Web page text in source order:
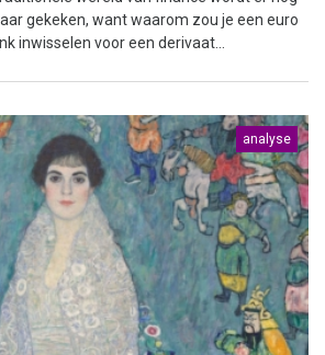
gekeken, want waarom zou je een euro
inwisselen voor een derivaat...
analyse